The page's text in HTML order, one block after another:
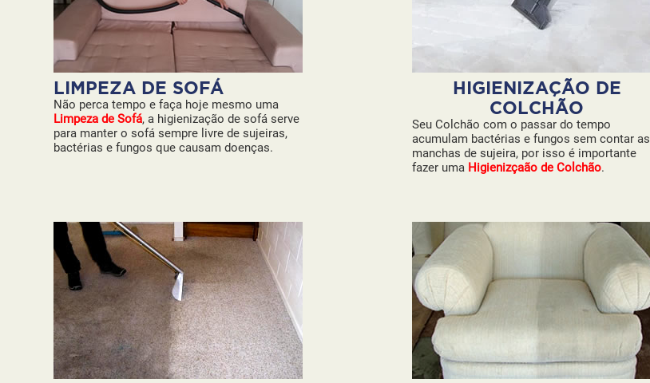
LIMPEZA DE SOFÁ
Não perca tempo e faça hoje mesmo uma
Limpeza de Sofá, a higienização de sofá serve
para manter o sofá sempre livre de sujeiras,
bactérias e fungos que causam doenças.
HIGIENIZAÇÃO DE
COLCHÃO
Seu Colchão com o passar do tempo
acumulam bactérias e fungos sem contar as
manchas de sujeira, por isso é importante
fazer uma Higienizçaão de Colchão.